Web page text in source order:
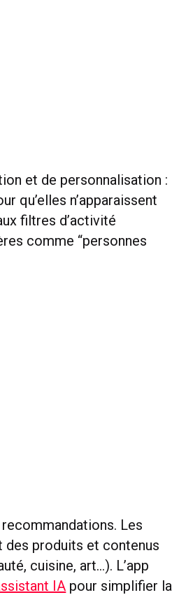
et de personnalisation :
qu’elles n’apparaissent
filtres d’activité
comme “personnes
Les
des produits et contenus
cuisine, art…). L’app
IA pour simplifier la